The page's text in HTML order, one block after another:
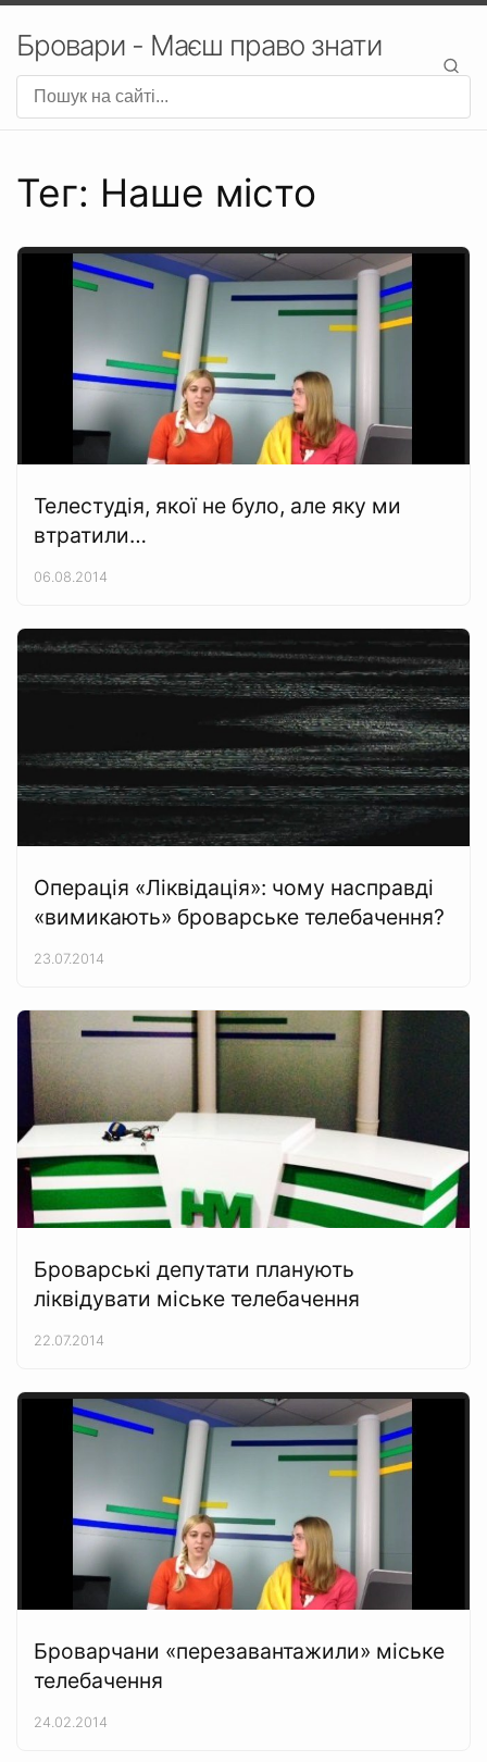
Бровари - Маєш право знати
Тег: Наше місто
Телестудія, якої не було, але яку ми
втратили…
06.08.2014
Операція «Ліквідація»: чому насправді
«вимикають» броварське телебачення?
23.07.2014
Броварські депутати планують
ліквідувати міське телебачення
22.07.2014
Броварчани «перезавантажили» міське
телебачення
24.02.2014